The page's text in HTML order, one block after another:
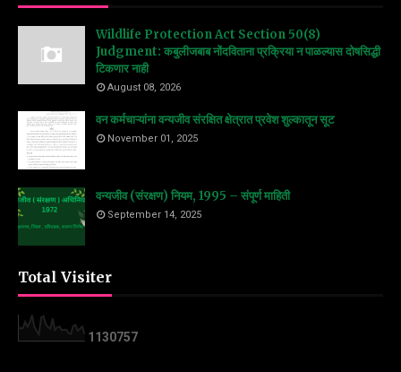
Wildlife Protection Act Section 50(8)
Judgment: कबुलीजबाब नोंदविताना प्रक्रिया न पाळल्यास दोषसिद्धी
टिकणार नाही
August 08, 2026
वन कर्मचाऱ्यांना वन्यजीव संरक्षित क्षेत्रात प्रवेश शुल्कातून सूट
November 01, 2025
वन्यजीव (संरक्षण) नियम, 1995 – संपूर्ण माहिती
September 14, 2025
Total Visiter
1 130757